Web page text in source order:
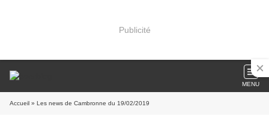
Publicité
MENU
Accueil » Les news de Cambronne du 19/02/2019